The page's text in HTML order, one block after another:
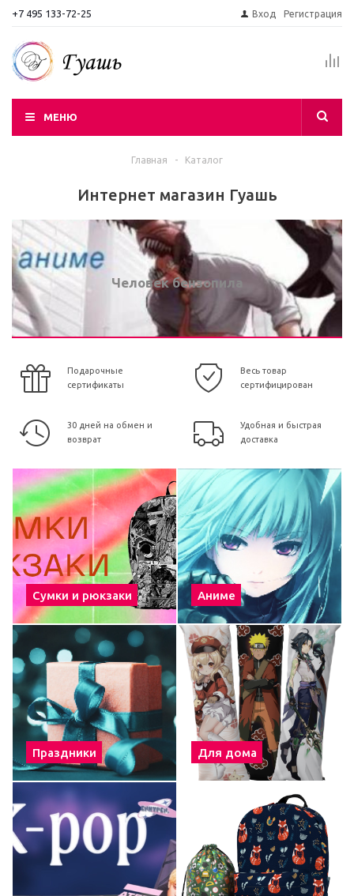
+7 495 133-72-25 Вход Регистрация
МЕНЮ
Главная - Каталог
Интернет магазин Гуашь
Человек бензопила
Подарочные
сертификаты
Весь товар
сертифицирован
30 дней на обмен и
возврат
Удобная и быстрая
доставка
Сумки и рюкзаки Аниме
Праздники Для дома